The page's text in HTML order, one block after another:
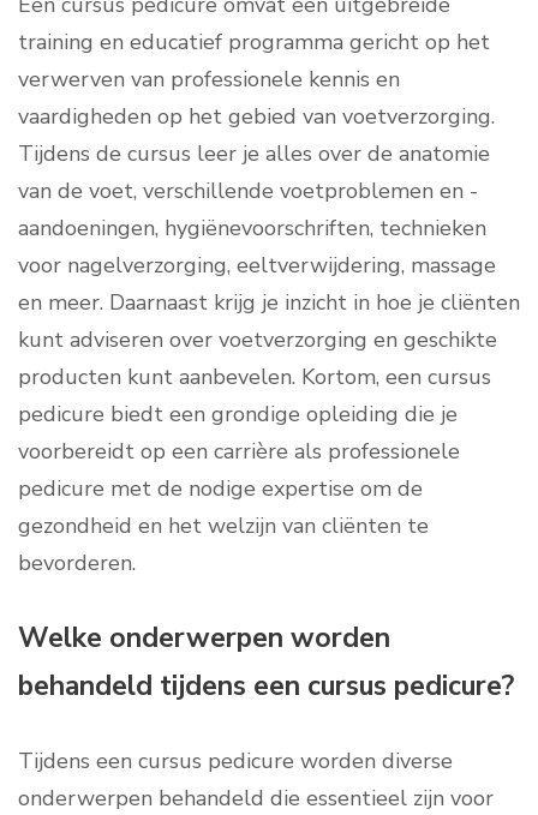
training en educatief programma gericht op het
verwerven van professionele kennis en
vaardigheden op het gebied van voetverzorging.
Tijdens de cursus leer je alles over de anatomie
van de voet, verschillende voetproblemen en -
aandoeningen, hygiënevoorschriften, technieken
voor nagelverzorging, eeltverwijdering, massage
en meer. Daarnaast krijg je inzicht in hoe je cliënten
kunt adviseren over voetverzorging en geschikte
producten kunt aanbevelen. Kortom, een cursus
pedicure biedt een grondige opleiding die je
voorbereidt op een carrière als professionele
pedicure met de nodige expertise om de
gezondheid en het welzijn van cliënten te
bevorderen.
Welke onderwerpen worden
behandeld tijdens een cursus pedicure?
Tijdens een cursus pedicure worden diverse
onderwerpen behandeld die essentieel zijn voor